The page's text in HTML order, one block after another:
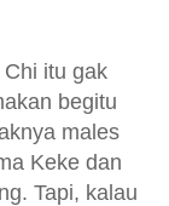
itu gak
begitu
males
Keke dan
Tapi, kalau